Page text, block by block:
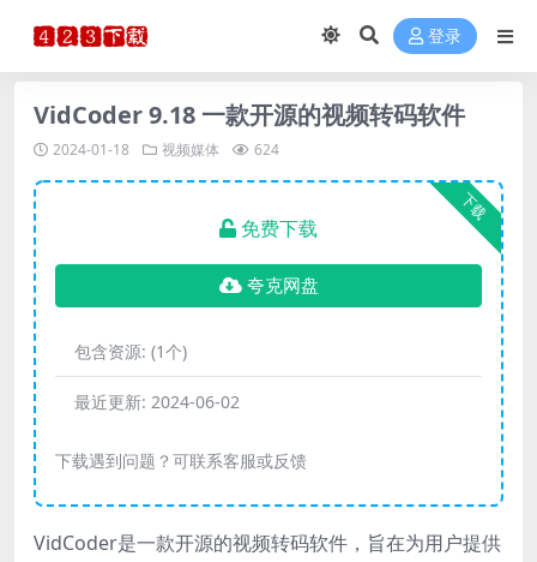
登录
VidCoder 9.18 一款开源的视频转码软件
2024-01-18 视频媒体 624
下载
免费下载
夸克网盘
包含资源: (1个)
最近更新: 2024-06-02
下载遇到问题？可联系客服或反馈
VidCoder是一款开源的视频转码软件，旨在为用户提供